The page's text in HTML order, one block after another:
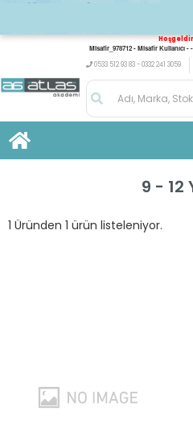
Misafir_978712 - Misafir Kullanıcı -
0533 512 93 83 - 0332 241 3059
9 - 12
1 Üründen 1 ürün listeleniyor.